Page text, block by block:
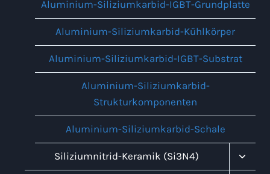
Aluminium-Siliziumkarbid-IGBT-Grundplatte
Aluminium-Siliziumkarbid-Kühlkörper
Aluminium-Siliziumkarbid-IGBT-Substrat
Aluminium-Siliziumkarbid-
Strukturkomponenten
Aluminium-Siliziumkarbid-Schale
Siliziumnitrid-Keramik (Si3N4)